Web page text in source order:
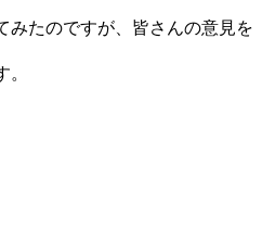
みたのですが、皆さんの意見を